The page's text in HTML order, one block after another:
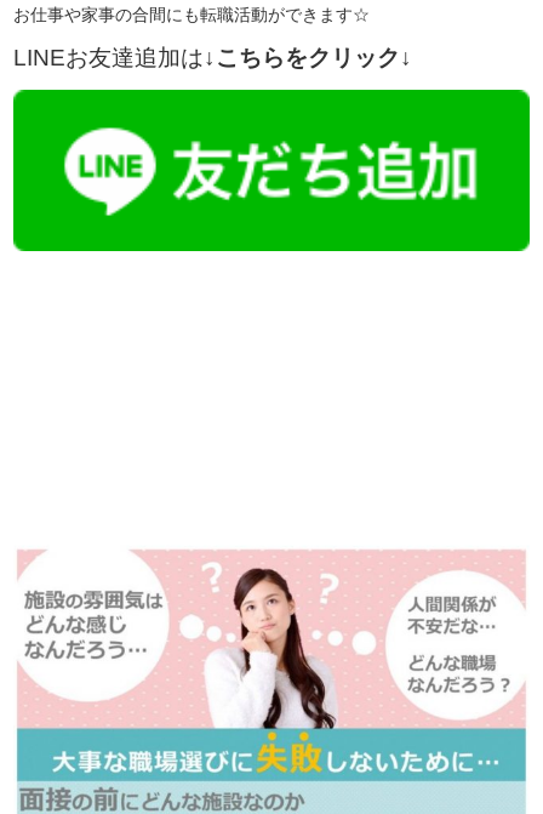
お仕事や家事の合間にも転職活動ができます☆
LINEお友達追加は↓こちらをクリック↓